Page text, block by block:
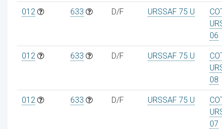
012 633 D/F URSSAF 75 U
06
012 633 D/F URSSAF 75 U
08
012 633 D/F URSSAF 75 U
07